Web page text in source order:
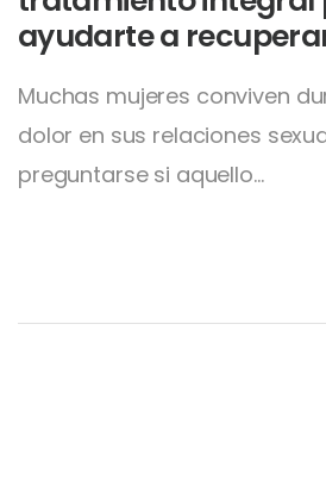
ayudarte a
Muchas mujeres conviven
dolor en sus relaciones
preguntarse si aquello…